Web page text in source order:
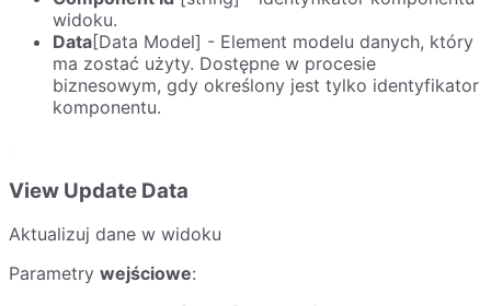
widoku.
Data[Data Model] - Element modelu danych, który
ma zostać użyty. Dostępne w procesie
biznesowym, gdy określony jest tylko identyfikator
komponentu.
View Update Data
Aktualizuj dane w widoku
Parametry wejściowe: